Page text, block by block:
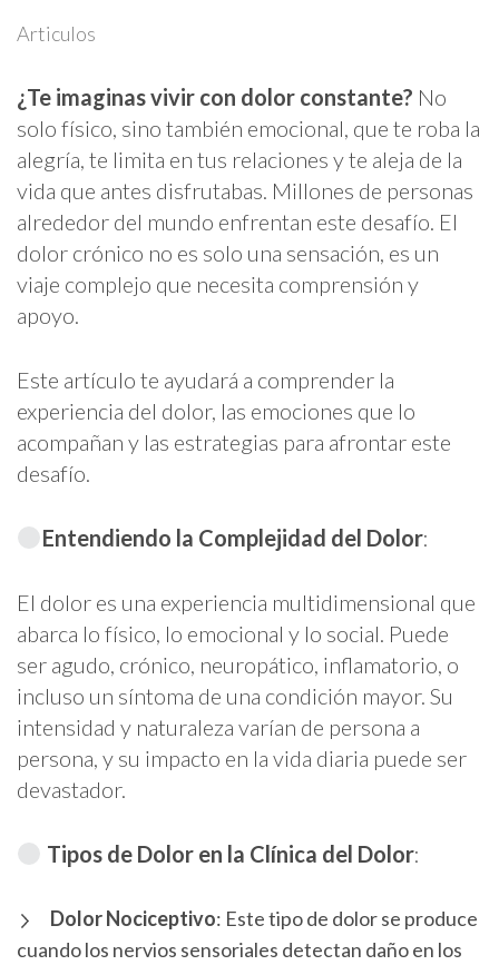
Articulos
¿Te imaginas vivir con dolor constante? No
solo físico, sino también emocional, que te roba la
alegría, te limita en tus relaciones y te aleja de la
vida que antes disfrutabas. Millones de personas
alrededor del mundo enfrentan este desafío. El
dolor crónico no es solo una sensación, es un
viaje complejo que necesita comprensión y
apoyo.
Este artículo te ayudará a comprender la
experiencia del dolor, las emociones que lo
acompañan y las estrategias para afrontar este
desafío.
Entendiendo la Complejidad del Dolor:
El dolor es una experiencia multidimensional que
abarca lo físico, lo emocional y lo social. Puede
ser agudo, crónico, neuropático, inflamatorio, o
incluso un síntoma de una condición mayor. Su
intensidad y naturaleza varían de persona a
persona, y su impacto en la vida diaria puede ser
devastador.
Tipos de Dolor en la Clínica del Dolor:
Dolor Nociceptivo: Este tipo de dolor se produce
cuando los nervios sensoriales detectan daño en los